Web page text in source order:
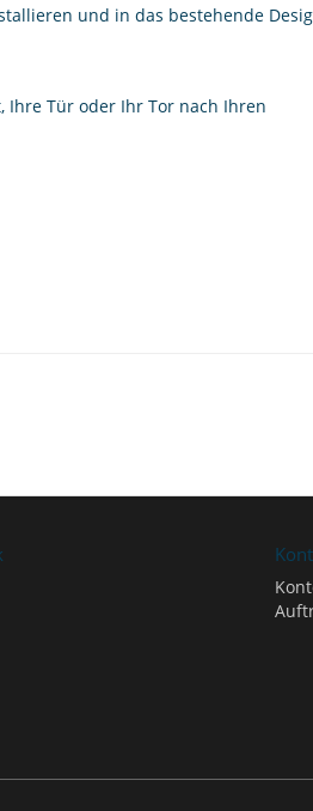
und in das bestehende
Tür oder Ihr Tor nach Ihren